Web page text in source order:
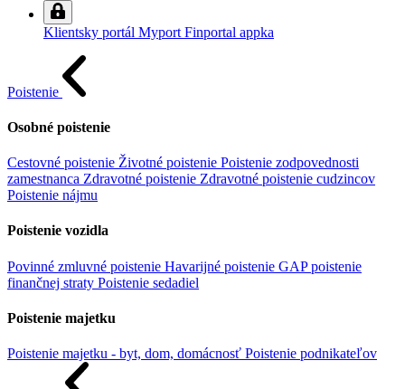
Klientsky portál Myport Finportal appka
Poistenie
Osobné poistenie
Cestovné poistenie Životné poistenie Poistenie zodpovednosti
zamestnanca Zdravotné poistenie Zdravotné poistenie cudzincov
Poistenie nájmu
Poistenie vozidla
Povinné zmluvné poistenie Havarijné poistenie GAP poistenie
finančnej straty Poistenie sedadiel
Poistenie majetku
Poistenie majetku - byt, dom, domácnosť Poistenie podnikateľov